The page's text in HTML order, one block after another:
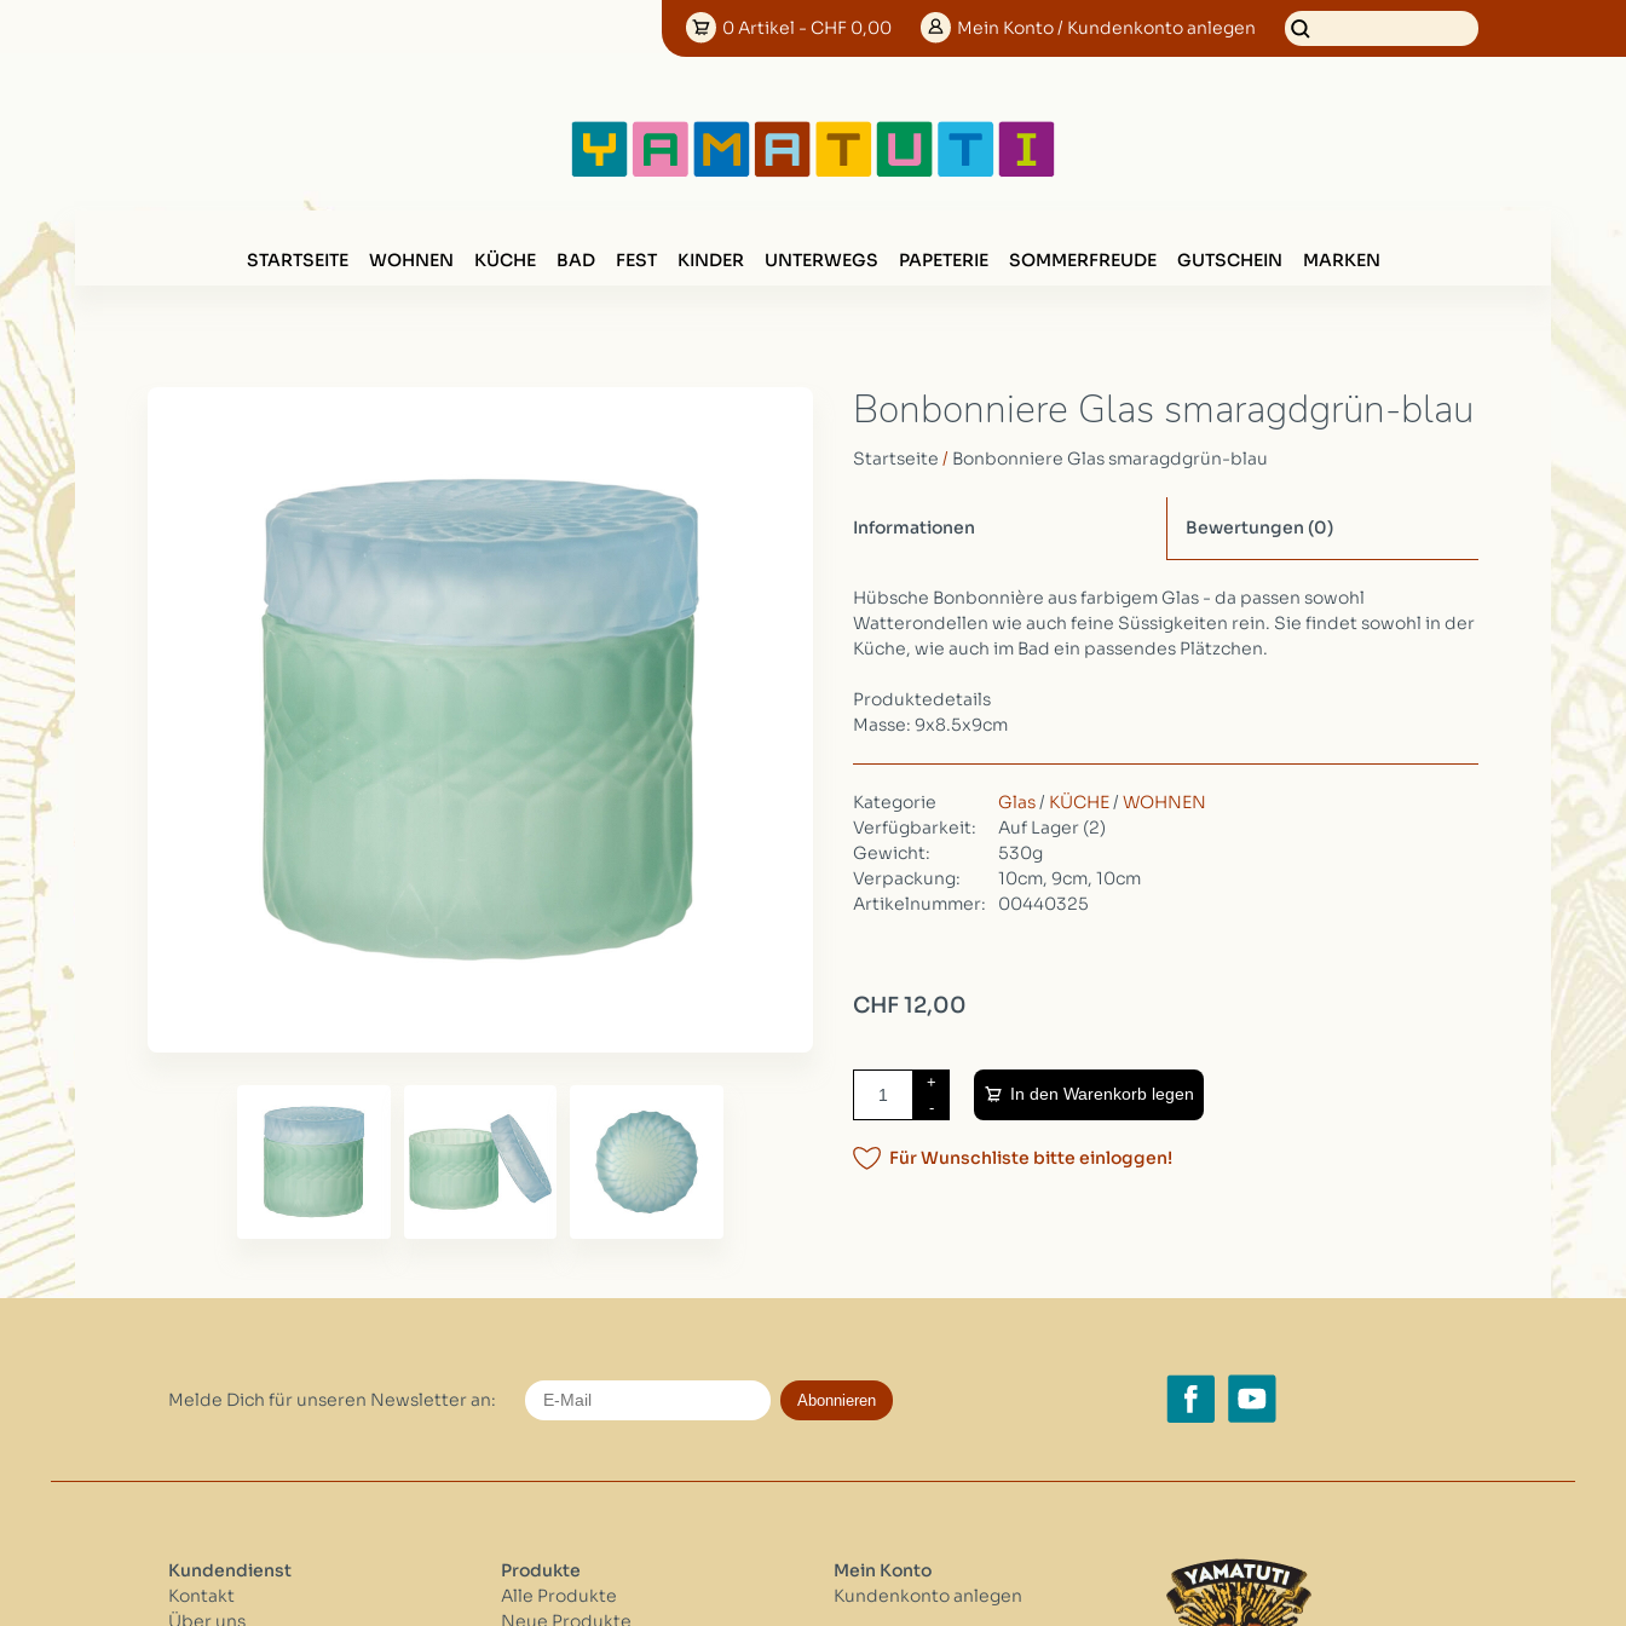
0Artikel - CHF 0,00 Mein Konto/ Kundenkonto anlegen
STARTSEITE WOHNEN KÜCHE BAD FEST KINDER UNTERWEGS PAPETERIE SOMMERFREUDE GUTSCHEIN MARKEN
Bonbonniere Glas smaragdgrün-blau
Startseite / Bonbonniere Glas smaragdgrün-blau
Informationen Bewertungen (0)
Hübsche Bonbonnière aus farbigem Glas - da passen sowohl
Watterondellen wie auch feine Süssigkeiten rein. Sie findet sowohl in der
Küche, wie auch im Bad ein passendes Plätzchen.
Produktedetails
Masse: 9x8.5x9cm
Kategorie Glas / KÜCHE / WOHNEN
Verfügbarkeit:
Auf Lager (2)
Gewicht:
530g
Verpackung:
10cm, 9cm, 10cm
Artikelnummer:
00440325
CHF 12,00
+
-
In den Warenkorb legen
Für Wunschliste bitte einloggen!
Melde Dich für unseren Newsletter an: Abonnieren
Kundendienst
Kontakt
Über uns
Produkte
Alle Produkte
Neue Produkte
Mein Konto
Kundenkonto anlegen